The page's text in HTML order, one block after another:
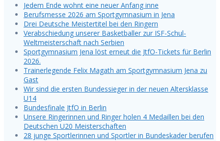
Jedem Ende wohnt eine neuer Anfang inne
Berufsmesse 2026 am Sportgymnasium in Jena
Drei Deutsche Meistertitel bei den Ringern
Verabschiedung unserer Basketballer zur ISF-Schul-
Weltmeisterschaft nach Serbien
Sportgymnasium Jena löst erneut die JtfO-Tickets für Berlin
2026.
Trainerlegende Felix Magath am Sportgymnasium Jena zu
Gast
Wir sind die ersten Bundessieger in der neuen Altersklasse
U14
Bundesfinale JtfO in Berlin
Unsere Ringerinnen und Ringer holen 4 Medaillen bei den
Deutschen U20 Meisterschaften
28 junge Sportlerinnen und Sportler in Bundeskader berufen